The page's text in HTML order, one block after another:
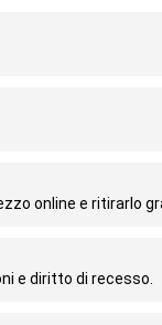
online e ritirarlo
e diritto di recesso.